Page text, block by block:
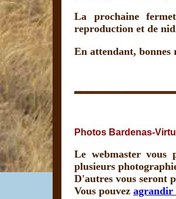
La prochaine
reproduction et de
En attendant, bonnes
Photos Bardenas-
Le webmaster vous
plusieurs
D'autres vous seront
Vous pouvez agrandir